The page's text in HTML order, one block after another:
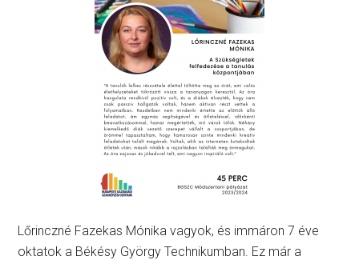
Lőrinczné Fazekas Mónika vagyok, és immáron 7 éve
oktatok a Békésy György Technikumban. Ez már a